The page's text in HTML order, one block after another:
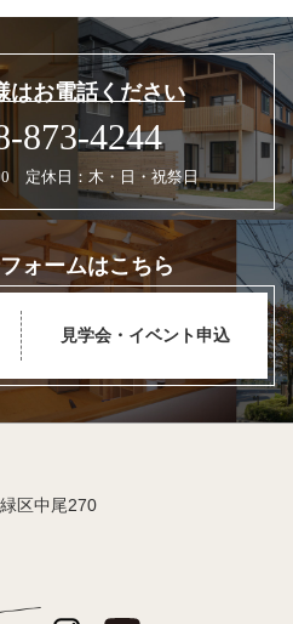
はお電話ください
873-4244
定休日：木・日・祝祭日
ォームはこちら
見学会・イベント申込
区中尾270